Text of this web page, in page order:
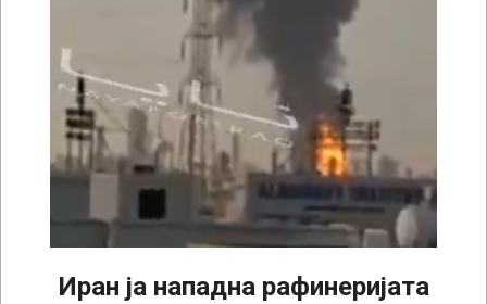
Иран ја нападна рафинеријата